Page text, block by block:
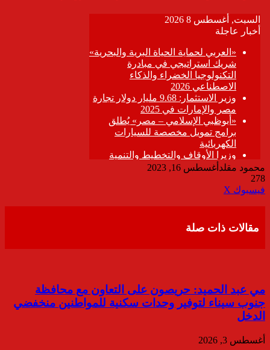
محمود مقلد أغسطس 16, 2023
278
فيسبوك ‫X
مقالات ذات صلة
مي عبد الحميد: حريصون على التعاون مع محافظة
جنوب سيناء لتوفير وحدات سكنية للمواطنين منخفضي
الدخل
أغسطس 3, 2026